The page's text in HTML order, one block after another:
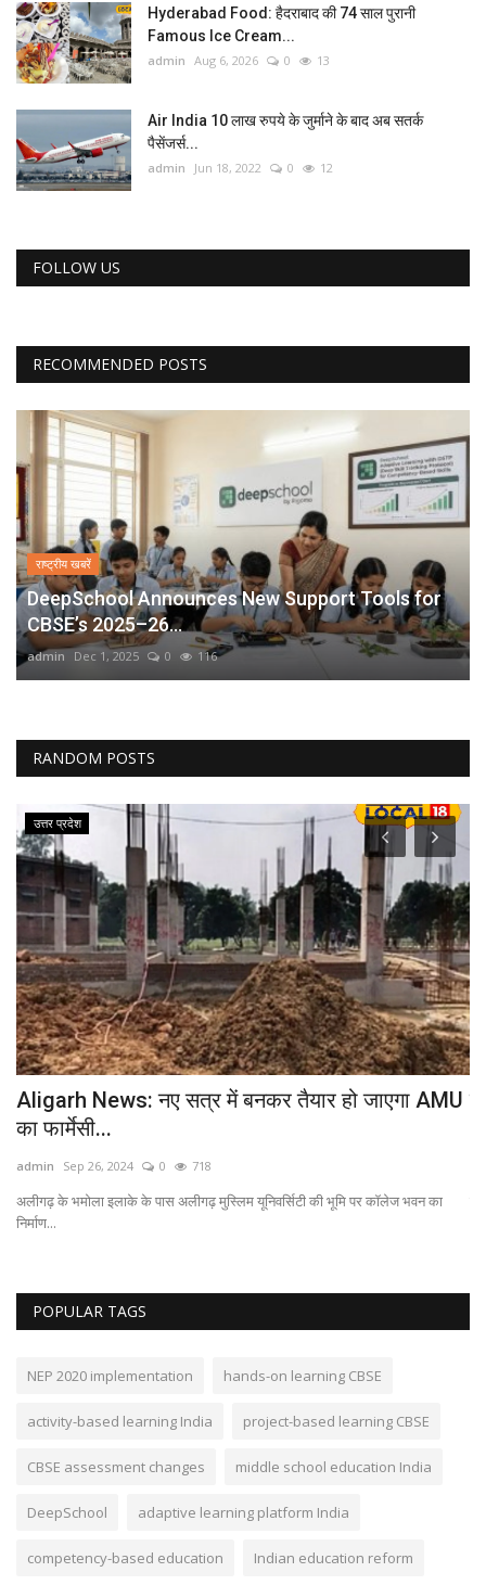
Hyderabad Food: हैदराबाद की 74 साल पुरानी
Famous Ice Cream...
admin Aug 6, 2026 0 13
Air India 10 लाख रुपये के जुर्माने के बाद अब सतर्क
पैसेंजर्स...
admin Jun 18, 2022 0 12
FOLLOW US
RECOMMENDED POSTS
राष्ट्रीय खबरें
DeepSchool Announces New Support Tools for
CBSE’s 2025–26...
admin Dec 1, 2025 0 116
RANDOM POSTS
उत्तर प्रदेश
Aligarh News: नए सत्र में बनकर तैयार हो जाएगा AMU
का फार्मेसी...
admin Sep 26, 2024 0 718
अलीगढ़ के भमोला इलाके के पास अलीगढ़ मुस्लिम यूनिवर्सिटी की भूमि पर कॉलेज भवन का
निर्माण...
POPULAR TAGS
NEP 2020 implementation hands-on learning CBSE
activity-based learning India project-based learning CBSE
CBSE assessment changes middle school education India
DeepSchool adaptive learning platform India
competency-based education Indian education reform